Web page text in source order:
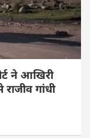
ने आखिरी
गांधी